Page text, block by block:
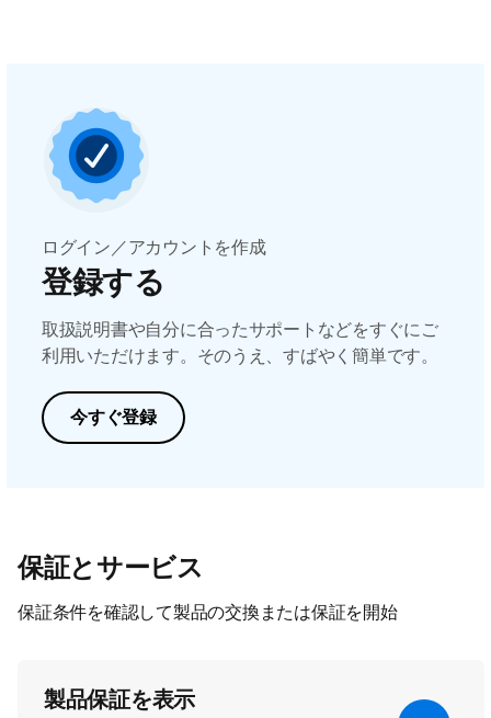
ログイン／アカウントを作成
登録する
取扱説明書や自分に合ったサポートなどをすぐにご
利用いただけます。そのうえ、すばやく簡単です。
今すぐ登録
保証とサービス
保証条件を確認して製品の交換または保証を開始
製品保証を表示